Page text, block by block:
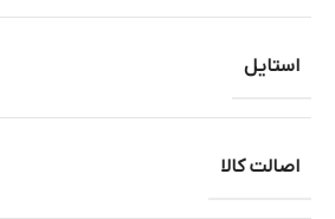
استایل
اصالت کالا